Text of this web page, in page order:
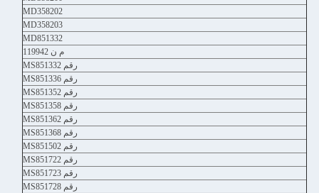
MD358202
MD358203
MD851332
م ن 119942
رقم MS851332
رقم MS851336
رقم MS851352
رقم MS851358
رقم MS851362
رقم MS851368
رقم MS851502
رقم MS851722
رقم MS851723
رقم MS851728